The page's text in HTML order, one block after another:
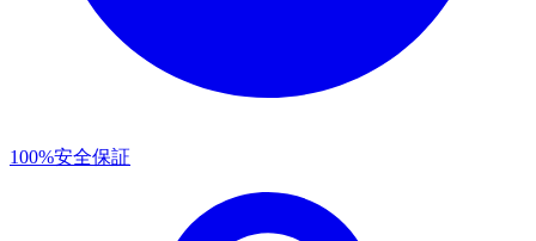
100%安全保証